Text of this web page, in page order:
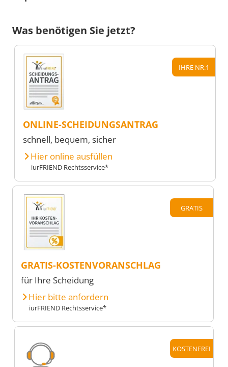
Was benötigen Sie jetzt?
IHRE NR.1
ONLINE-SCHEIDUNGSANTRAG
schnell, bequem, sicher
Hier online ausfüllen
iurFRIEND Rechtsservice*
GRATIS
GRATIS-KOSTENVORANSCHLAG
für Ihre Scheidung
Hier bitte anfordern
iurFRIEND Rechtsservice*
KOSTENFREI